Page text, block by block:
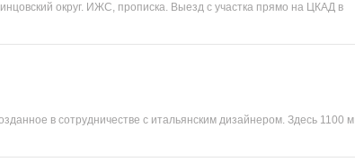
округ. ИЖС, прописка. Выезд с участка прямо на ЦКАД в
в сотрудничестве с итальянским дизайнером. Здесь 1100 м